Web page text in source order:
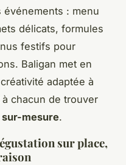
: menu
délicats, formules
festifs pour
Baligan met en
adaptée à
chacun de trouver
mesure.
sur place,